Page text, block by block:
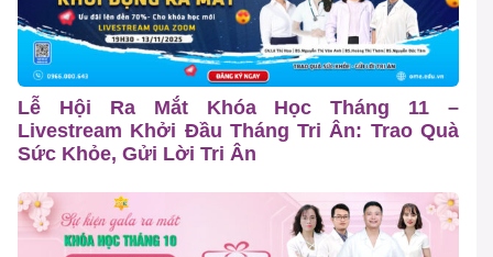
Lễ Hội Ra Mắt Khóa Học Tháng 11 –
Livestream Khởi Đầu Tháng Tri Ân: Trao Quà
Sức Khỏe, Gửi Lời Tri Ân